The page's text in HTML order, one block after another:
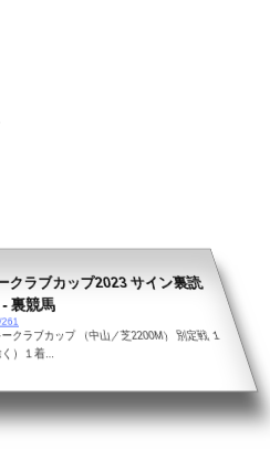
クラブカップ2023 サイン裏読
裏競馬
261
クラブカップ （中山／芝2200M） 別定戦 １
）１着...